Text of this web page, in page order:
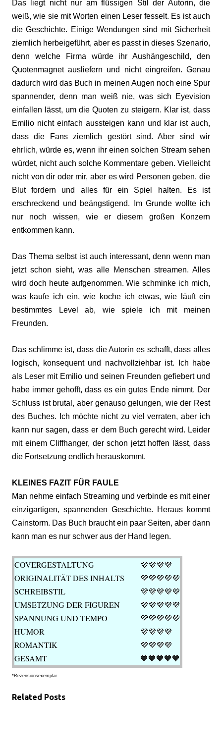
Das liegt nicht nur am flüssigen Stil der Autorin, die
weiß, wie sie mit Worten einen Leser fesselt. Es ist auch
die Geschichte. Einige Wendungen sind mit Sicherheit
ziemlich herbeigeführt, aber es passt in dieses Szenario,
denn welche Firma würde ihr Aushängeschild, den
Quotenmagnet ausliefern und nicht eingreifen. Genau
dadurch wird das Buch in meinen Augen noch eine Spur
spannender, denn man weiß nie, was sich Eyevision
einfallen lässt, um die Quoten zu steigern. Klar ist, dass
Emilio nicht einfach aussteigen kann und klar ist auch,
dass die Fans ziemlich gestört sind. Aber sind wir
ehrlich, würde es, wenn ihr einen solchen Stream sehen
würdet, nicht auch solche Kommentare geben. Vielleicht
nicht von dir oder mir, aber es wird Personen geben, die
Blut fordern und alles für ein Spiel halten. Es ist
erschreckend und beängstigend. Im Grunde wollte ich
nur noch wissen, wie er diesem großen Konzern
entkommen kann.
Das Thema selbst ist auch interessant, denn wenn man
jetzt schon sieht, was alle Menschen streamen. Alles
wird doch heute aufgenommen. Wie schminke ich mich,
was kaufe ich ein, wie koche ich etwas, wie läuft ein
bestimmtes Level ab, wie spiele ich mit meinen
Freunden.
Das schlimme ist, dass die Autorin es schafft, dass alles
logisch, konsequent und nachvollziehbar ist. Ich habe
als Leser mit Emilio und seinen Freunden gefiebert und
habe immer gehofft, dass es ein gutes Ende nimmt. Der
Schluss ist brutal, aber genauso gelungen, wie der Rest
des Buches. Ich möchte nicht zu viel verraten, aber ich
kann nur sagen, dass er dem Buch gerecht wird. Leider
mit einem Cliffhanger, der schon jetzt hoffen lässt, dass
die Fortsetzung endlich herauskommt.
KLEINES FAZIT FÜR FAULE
Man nehme einfach Streaming und verbinde es mit einer
einzigartigen, spannenden Geschichte. Heraus kommt
Cainstorm. Das Buch braucht ein paar Seiten, aber dann
kann man es nur schwer aus der Hand legen.
COVERGESTALTUNG 💜💜💜💜
ORIGINALITÄT DES INHALTS
💜💜💜💜💜
SCHREIBSTIL
💜💜💜💜💜
UMSETZUNG DER FIGUREN
💜💜💜💜💜
SPANNUNG UND TEMPO
💜💜💜💜💜
HUMOR
💜💜💜💜
ROMANTIK
💜💜💜💜
GESAMT
💙💙💙💙💙
*Rezensionsexemplar
Related Posts